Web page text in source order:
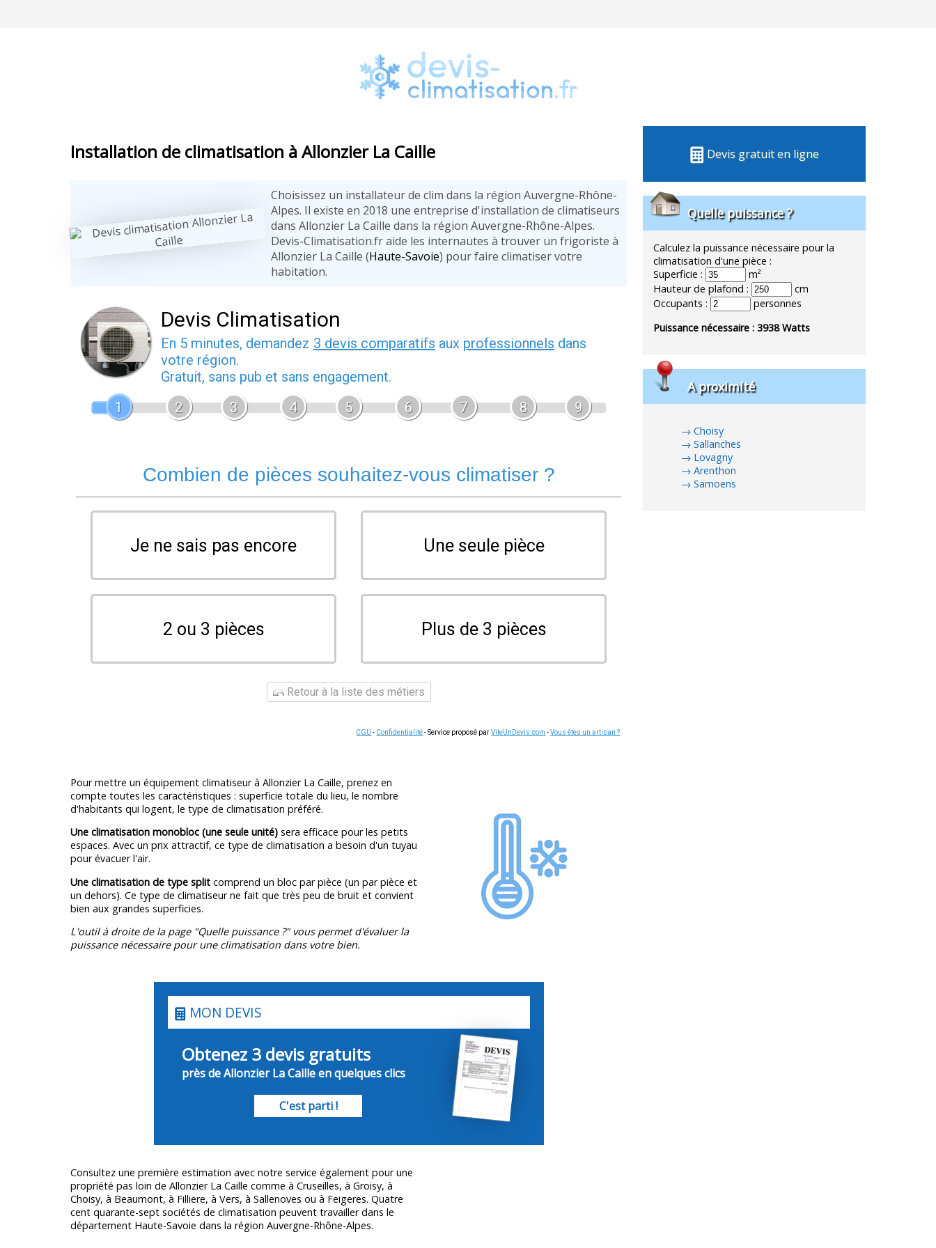
Installation de climatisation à Allonzier La Caille
Choisissez un installateur de clim dans la région Auvergne-Rhône-
Alpes. Il existe en 2018 une entreprise d'installation de climatiseurs
dans Allonzier La Caille dans la région Auvergne-Rhône-Alpes.
Devis-Climatisation.fr aide les internautes à trouver un frigoriste à
Allonzier La Caille (Haute-Savoie) pour faire climatiser votre
habitation.
Devis Climatisation
En 5 minutes, demandez 3 devis comparatifs aux professionnels dans
votre région.
Gratuit, sans pub et sans engagement.
1
2 3 4 5 6 7 8 9
Combien de pièces souhaitez-vous climatiser ?
Je ne sais pas encore Une seule pièce
2 ou 3 pièces Plus de 3 pièces
Retour à la liste des métiers
CGU - Confidentialité- Service proposé parViteUnDevis.com -Vous êtes un artisan ?
Pour mettre un équipement climatiseur à Allonzier La Caille, prenez en
compte toutes les caractéristiques : superficie totale du lieu, le nombre
d'habitants qui logent, le type de climatisation préféré.
Une climatisation monobloc (une seule unité)sera efficace pour les petits
espaces. Avec un prix attractif, ce type de climatisation a besoin d'un tuyau
pour évacuer l'air.
Une climatisation de type splitcomprend un bloc par pièce (un par pièce et
un dehors). Ce type de climatiseur ne fait que très peu de bruit et convient
bien aux grandes superficies.
L'outil à droite de la page "Quelle puissance ?" vous permet d'évaluer la
puissance nécessaire pour une climatisation dans votre bien.
MON DEVIS
Obtenez 3 devis gratuits
près de Allonzier La Caille en quelques clics
C'est parti !
Consultez une première estimation avec notre service également pour une
propriété pas loin de Allonzier La Caille comme à Cruseilles, à Groisy, à
Choisy, à Beaumont, à Filliere, à Vers, à Sallenoves ou à Feigeres. Quatre
cent quarante-sept sociétés de climatisation peuvent travailler dans le
département Haute-Savoie dans la région Auvergne-Rhône-Alpes.
Devis gratuit en ligne
Quelle puissance ?
Calculez la puissance nécessaire pour la
climatisation d'une pièce :
Superficie :
m²
Hauteur de plafond :
cm
Occupants :
personnes
Puissance nécessaire :3938Watts
A proximité
Choisy
Sallanches
Lovagny
Arenthon
Samoens